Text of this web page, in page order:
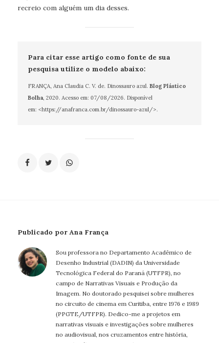
recreio com alguém um dia desses.
Para citar esse artigo como fonte de sua
pesquisa utilize o modelo abaixo:
FRANÇA, Ana Claudia C. V. de. Dinossauro azul. Blog Plástico
Bolha, 2020. Acesso em: 07/08/2026. Disponível
em: <https://anafranca.com.br/dinossauro-azul/>.
Publicado por Ana França
Sou professora no Departamento Acadêmico de
Desenho Industrial (DADIN) da Universidade
Tecnológica Federal do Paraná (UTFPR), no
campo de Narrativas Visuais e Produção da
Imagem. No doutorado pesquisei sobre mulheres
no circuito de cinema em Curitiba, entre 1976 e 1989
(PPGTE/UTFPR). Dedico-me a projetos em
narrativas visuais e investigações sobre mulheres
no audiovisual, nos cruzamentos entre história,